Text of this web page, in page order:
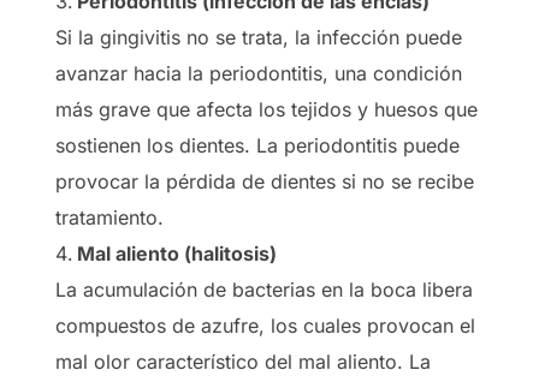
Si la gingivitis no se trata, la infección puede
avanzar hacia la periodontitis, una condición
más grave que afecta los tejidos y huesos que
sostienen los dientes. La periodontitis puede
provocar la pérdida de dientes si no se recibe
tratamiento.
Mal aliento (halitosis)
La acumulación de bacterias en la boca libera
compuestos de azufre, los cuales provocan el
mal olor característico del mal aliento. La